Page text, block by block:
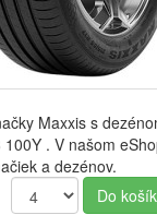
Maxxis s
. V našom
a dezénov.
Do